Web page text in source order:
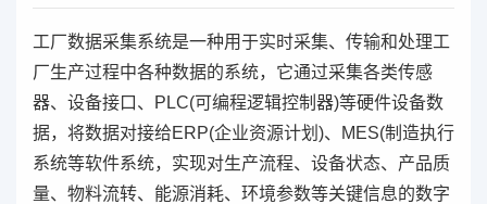
工厂数据采集系统是一种用于实时采集、传输和处理工
厂生产过程中各种数据的系统，它通过采集各类传感
器、设备接口、PLC(可编程逻辑控制器)等硬件设备数
据，将数据对接给ERP(企业资源计划)、MES(制造执行
系统等软件系统，实现对生产流程、设备状态、产品质
量、物料流转、能源消耗、环境参数等关键信息的数字